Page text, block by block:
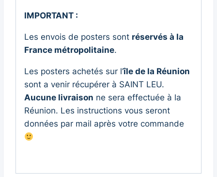
IMPORTANT :
Les envois de posters sont réservés à la
France métropolitaine.
Les posters achetés sur l’île de la Réunion
sont a venir récupérer à SAINT LEU.
Aucune livraison ne sera effectuée à la
Réunion. Les instructions vous seront
données par mail après votre commande